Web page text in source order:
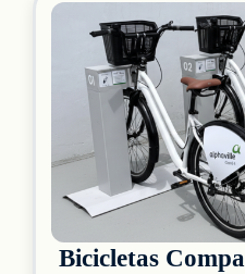
Bicicletas